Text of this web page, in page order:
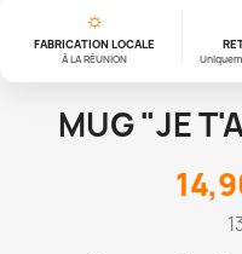
☼
FABRICATION LOCALE
À LA RÉUNION
MUG "JE